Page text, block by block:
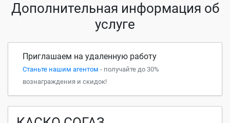
Дополнительная информация об
услуге
Приглашаем на удаленную работу
Станьте нашим агентом - получайте до 30%
вознаграждения и скидок!